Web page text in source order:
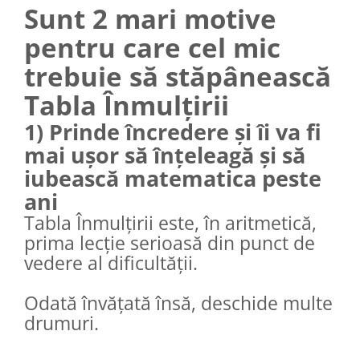
Sunt 2 mari motive
pentru care cel mic
trebuie să stăpânească
Tabla Înmulțirii
1) Prinde încredere și îi va fi
mai ușor să înțeleagă și să
iubească matematica peste
ani
Tabla Înmulțirii este, în aritmetică,
prima lecție serioasă din punct de
vedere al dificultății.
Odată învățată însă, deschide multe
drumuri.